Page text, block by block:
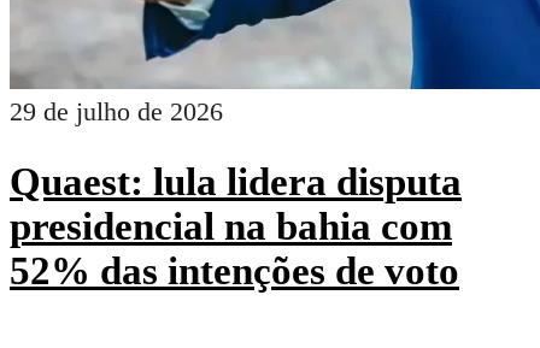
29 de julho de 2026
Quaest: lula lidera disputa
presidencial na bahia com
52% das intenções de voto